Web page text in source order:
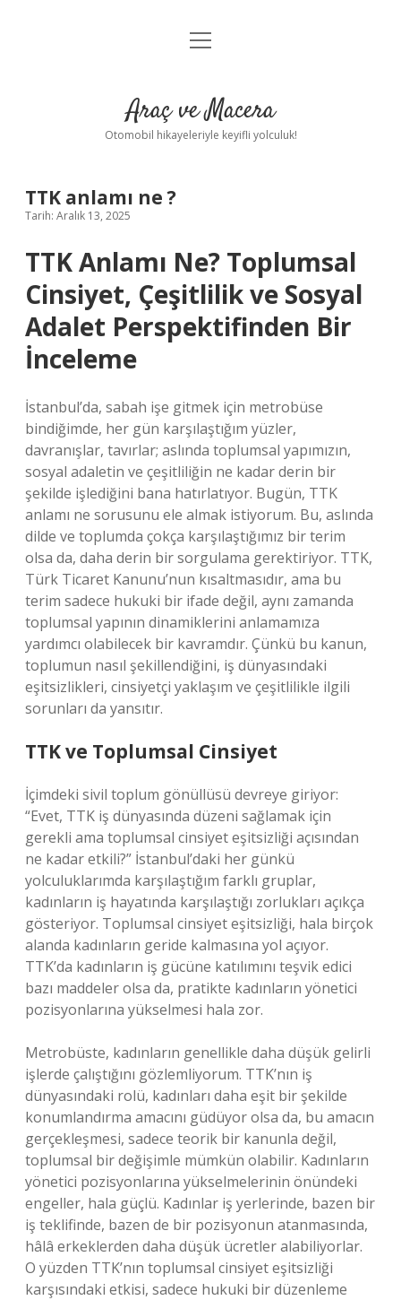
Anasayfa
Yasal Uyarı
menüyü
Araç ve Macera
Otomobil hikayeleriyle keyifli yolculuk!
TTK anlamı ne ?
Tarih: Aralık 13, 2025
TTK Anlamı Ne? Toplumsal
Cinsiyet, Çeşitlilik ve Sosyal
Adalet Perspektifinden Bir
İnceleme
İstanbul’da, sabah işe gitmek için metrobüse
bindiğimde, her gün karşılaştığım yüzler,
davranışlar, tavırlar; aslında toplumsal yapımızın,
sosyal adaletin ve çeşitliliğin ne kadar derin bir
şekilde işlediğini bana hatırlatıyor. Bugün, TTK
anlamı ne sorusunu ele almak istiyorum. Bu, aslında
dilde ve toplumda çokça karşılaştığımız bir terim
olsa da, daha derin bir sorgulama gerektiriyor. TTK,
Türk Ticaret Kanunu’nun kısaltmasıdır, ama bu
terim sadece hukuki bir ifade değil, aynı zamanda
toplumsal yapının dinamiklerini anlamamıza
yardımcı olabilecek bir kavramdır. Çünkü bu kanun,
toplumun nasıl şekillendiğini, iş dünyasındaki
eşitsizlikleri, cinsiyetçi yaklaşım ve çeşitlilikle ilgili
sorunları da yansıtır.
TTK ve Toplumsal Cinsiyet
İçimdeki sivil toplum gönüllüsü devreye giriyor:
“Evet, TTK iş dünyasında düzeni sağlamak için
gerekli ama toplumsal cinsiyet eşitsizliği açısından
ne kadar etkili?” İstanbul’daki her günkü
yolculuklarımda karşılaştığım farklı gruplar,
kadınların iş hayatında karşılaştığı zorlukları açıkça
gösteriyor. Toplumsal cinsiyet eşitsizliği, hala birçok
alanda kadınların geride kalmasına yol açıyor.
TTK’da kadınların iş gücüne katılımını teşvik edici
bazı maddeler olsa da, pratikte kadınların yönetici
pozisyonlarına yükselmesi hala zor.
Metrobüste, kadınların genellikle daha düşük gelirli
işlerde çalıştığını gözlemliyorum. TTK’nın iş
dünyasındaki rolü, kadınları daha eşit bir şekilde
konumlandırma amacını güdüyor olsa da, bu amacın
gerçekleşmesi, sadece teorik bir kanunla değil,
toplumsal bir değişimle mümkün olabilir. Kadınların
yönetici pozisyonlarına yükselmelerinin önündeki
engeller, hala güçlü. Kadınlar iş yerlerinde, bazen bir
iş teklifinde, bazen de bir pozisyonun atanmasında,
hâlâ erkeklerden daha düşük ücretler alabiliyorlar.
O yüzden TTK’nın toplumsal cinsiyet eşitsizliği
karşısındaki etkisi, sadece hukuki bir düzenleme